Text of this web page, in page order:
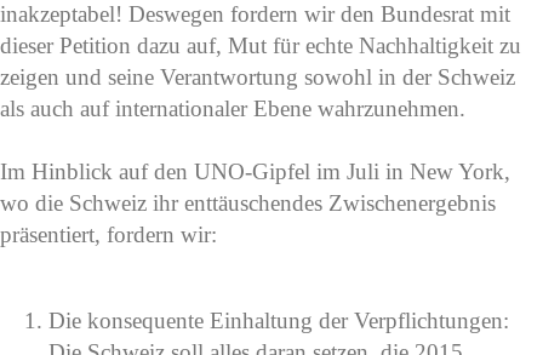
inakzeptabel! Deswegen fordern wir den Bundesrat mit
dieser Petition dazu auf, Mut für echte Nachhaltigkeit zu
zeigen und seine Verantwortung sowohl in der Schweiz
als auch auf internationaler Ebene wahrzunehmen.
Im Hinblick auf den UNO-Gipfel im Juli in New York,
wo die Schweiz ihr enttäuschendes Zwischenergebnis
präsentiert, fordern wir:
Die konsequente Einhaltung der Verpflichtungen: